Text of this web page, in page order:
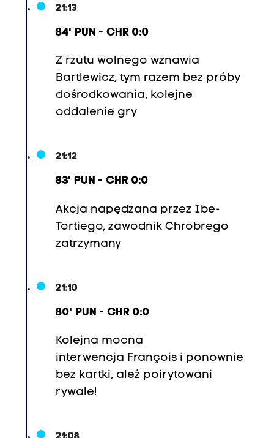
21:13
84' PUN - CHR 0:0
Z rzutu wolnego wznawia
Bartlewicz, tym razem bez próby
dośrodkowania, kolejne
oddalenie gry
21:12
83' PUN - CHR 0:0
Akcja napędzana przez Ibe-
Tortiego, zawodnik Chrobrego
zatrzymany
21:10
80' PUN - CHR 0:0
Kolejna mocna
interwencja Françoisi ponownie
bez kartki, ależ poirytowani
rywale!